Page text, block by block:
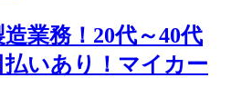
業務！20代～40代
いあり！マイカー